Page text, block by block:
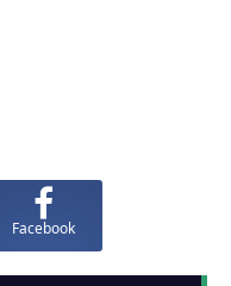
Facebook